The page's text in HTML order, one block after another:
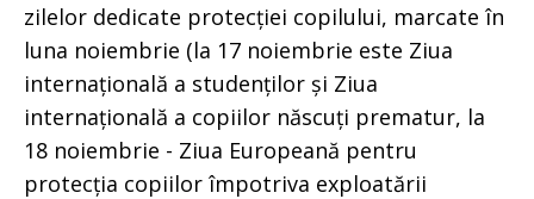
zilelor dedicate protecției copilului, marcate în
luna noiembrie (la 17 noiembrie este Ziua
internațională a studenților și Ziua
internațională a copiilor născuți prematur, la
18 noiembrie - Ziua Europeană pentru
protecția copiilor împotriva exploatării